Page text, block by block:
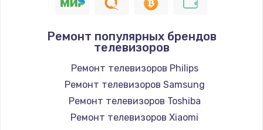
390 руб.
Замена Bluetooth/Wi-Fi модуля
800 руб.
Замена картридера
Ремонт популярных брендов
телевизоров
Ремонт телевизоров Philips
Ремонт телевизоров Samsung
Ремонт телевизоров Toshiba
Ремонт телевизоров Xiaomi